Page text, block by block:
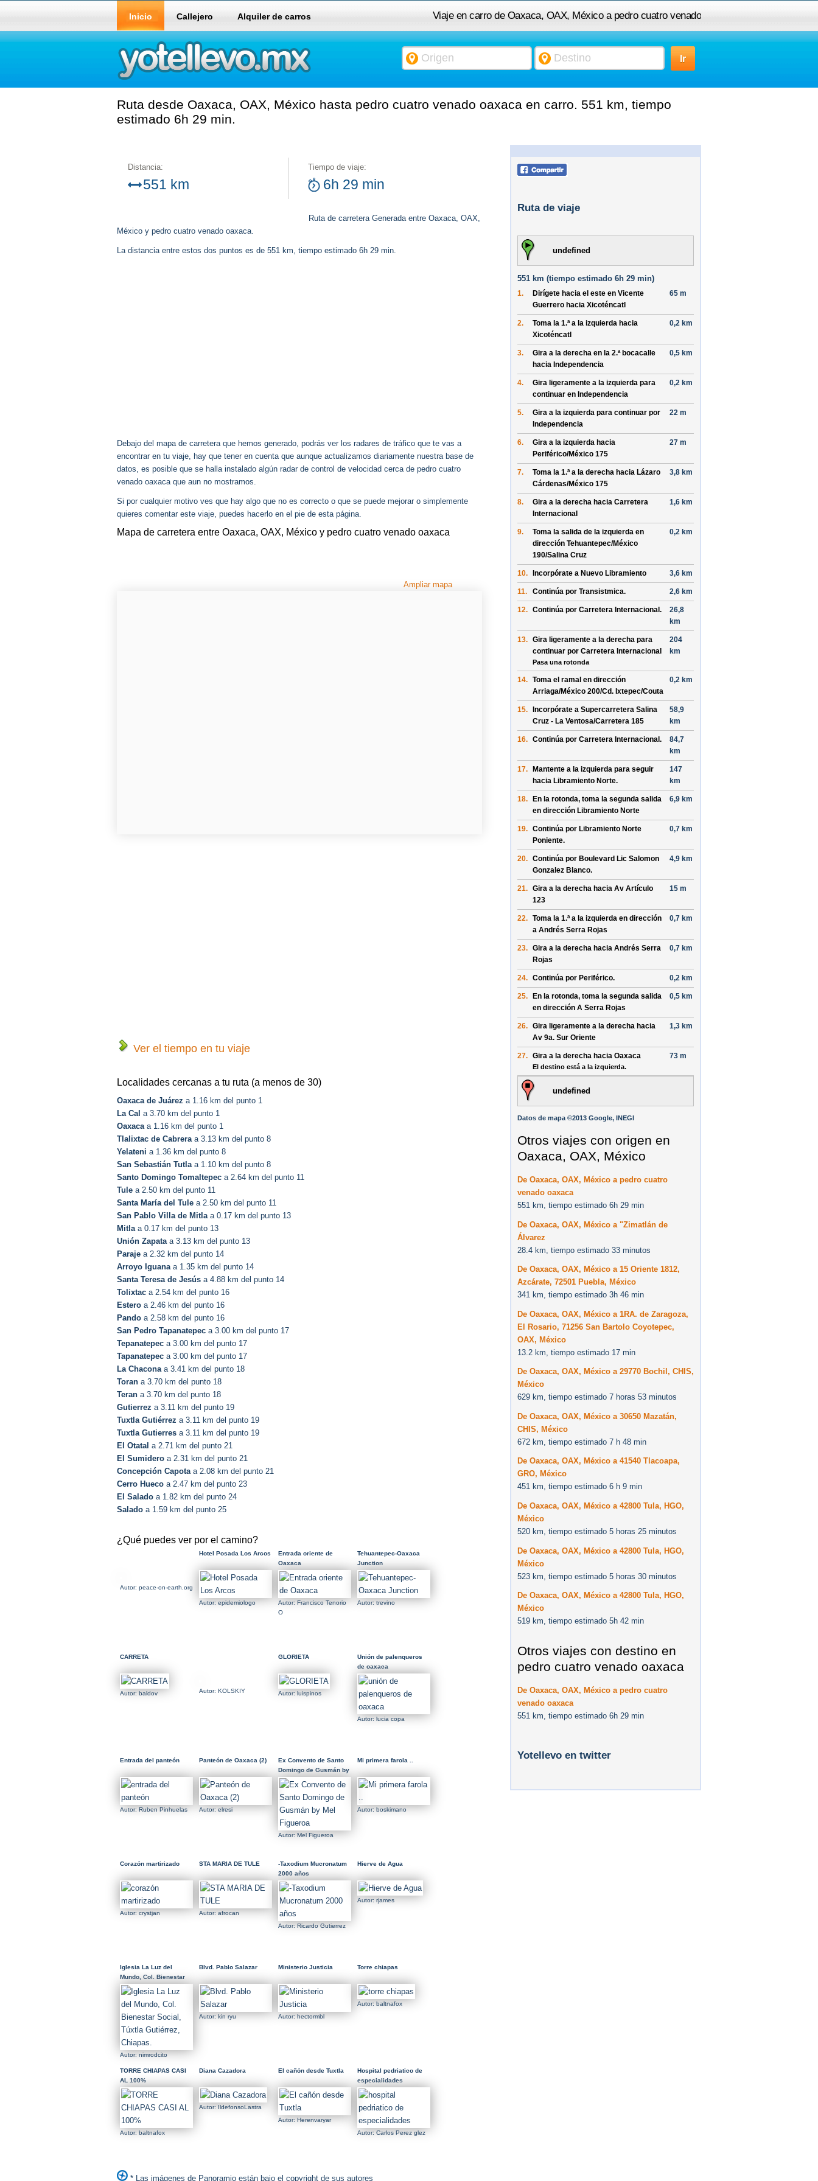
Viaje en carro de Oaxaca, OAX, México a pedro cuatro venado
oaxaca
Inicio Callejero Alquiler de carros
Ruta desde Oaxaca, OAX, México hasta pedro cuatro venado oaxaca en carro. 551 km, tiempo
estimado 6h 29 min.
Distancia:
551 km
Tiempo de viaje:
6h 29 min
Ruta de carretera Generada entre Oaxaca, OAX,
México y pedro cuatro venado oaxaca.
La distancia entre estos dos puntos es de 551 km, tiempo estimado 6h 29 min.
Debajo del mapa de carretera que hemos generado, podrás ver los radares de tráfico que te vas a
encontrar en tu viaje, hay que tener en cuenta que aunque actualizamos diariamente nuestra base de
datos, es posible que se halla instalado algún radar de control de velocidad cerca de pedro cuatro
venado oaxaca que aun no mostramos.
Si por cualquier motivo ves que hay algo que no es correcto o que se puede mejorar o simplemente
quieres comentar este viaje, puedes hacerlo en el pie de esta página.
Mapa de carretera entre Oaxaca, OAX, México y pedro cuatro venado oaxaca
Ampliar mapa
Ver el tiempo en tu viaje
Localidades cercanas a tu ruta (a menos de 30)
Oaxaca de Juárez a 1.16 km del punto 1
La Cal a 3.70 km del punto 1
Oaxacaa 1.16 km del punto 1
Tlalixtac de Cabreraa 3.13 km del punto 8
Yelateni a 1.36 km del punto 8
San Sebastián Tutlaa 1.10 km del punto 8
Santo Domingo Tomaltepec a 2.64 km del punto 11
Tule a 2.50 km del punto 11
Santa María del Tule a 2.50 km del punto 11
San Pablo Villa de Mitlaa 0.17 km del punto 13
Mitlaa 0.17 km del punto 13
Unión Zapataa 3.13 km del punto 13
Paraje a 2.32 km del punto 14
Arroyo Iguanaa 1.35 km del punto 14
Santa Teresa de Jesús a 4.88 km del punto 14
Tolixtac a 2.54 km del punto 16
Estero a 2.46 km del punto 16
Pando a 2.58 km del punto 16
San Pedro Tapanatepec a 3.00 km del punto 17
Tepanatepec a 3.00 km del punto 17
Tapanatepec a 3.00 km del punto 17
La Chaconaa 3.41 km del punto 18
Toran a 3.70 km del punto 18
Teran a 3.70 km del punto 18
Gutierrez a 3.11 km del punto 19
Tuxtla Gutiérrez a 3.11 km del punto 19
Tuxtla Gutierres a 3.11 km del punto 19
El Otatal a 2.71 km del punto 21
El Sumidero a 2.31 km del punto 21
Concepción Capotaa 2.08 km del punto 21
Cerro Hueco a 2.47 km del punto 23
El Salado a 1.82 km del punto 24
Salado a 1.59 km del punto 25
¿Qué puedes ver por el camino?
Autor: peace-on-earth.org
Hotel Posada Los Arcos
Autor: epidemiologo
Entrada oriente de
Oaxaca
Autor: Francisco Tenorio
O
Tehuantepec-Oaxaca
Junction
Autor: trevino
CARRETA
Autor: baldov Autor: KOLSKIY
GLORIETA
Autor: luispinos
Unión de palenqueros
de oaxaca
Autor: lucia copa
Entrada del panteón
Autor: Ruben Pinhuelas
Panteón de Oaxaca (2)
Autor: elresi
Ex Convento de Santo
Domingo de Gusmán by
Mel Figueroa
Autor: Mel Figueroa
Mi primera farola ..
Autor: boskimano
Corazón martirizado
Autor: crystjan
STA MARIA DE TULE
Autor: afrocan
-Taxodium Mucronatum
2000 años
Autor: Ricardo Gutierrez
Hierve de Agua
Autor: rjames
Iglesia La Luz del
Mundo, Col. Bienestar
Social, Túxtla Gutiérrez,
Chiapas.
Autor: nimrodcito
Blvd. Pablo Salazar
Autor: kin ryu
Ministerio Justicia
Autor: hectormbl
Torre chiapas
Autor: baltnafox
TORRE CHIAPAS CASI
AL 100%
Autor: baltnafox
Diana Cazadora
Autor: IldefonsoLastra
El cañón desde Tuxtla
Autor: Herenvaryar
Hospital pedriatico de
especialidades
Autor: Carlos Perez glez
* Las imágenes de Panoramio están bajo el copyright de sus autores
Ruta de viaje
undefined
551 km (tiempo estimado 6h 29 min)
1. Dirígete hacia el este en Vicente
Guerrero hacia Xicoténcatl
65 m
2. Toma la 1.ª a la izquierda hacia
Xicoténcatl
0,2 km
3. Gira a la derecha en la 2.ª bocacalle
hacia Independencia
0,5 km
4. Gira ligeramente a la izquierda para
continuar en Independencia
0,2 km
5. Gira a la izquierda para continuar por
Independencia
22 m
6. Gira a la izquierda hacia
Periférico/México 175
27 m
7. Toma la 1.ª a la derecha hacia Lázaro
Cárdenas/México 175
3,8 km
8. Gira a la derecha hacia Carretera
Internacional
1,6 km
9. Toma la salida de la izquierda en
dirección Tehuantepec/México
190/Salina Cruz
0,2 km
10. Incorpórate a Nuevo Libramiento 3,6 km
11. Continúa por Transistmica. 2,6 km
12. Continúa por Carretera Internacional .
26,8
km
13. Gira ligeramente a la derecha para
continuar por Carretera Internacional
Pasa una rotonda
204
km
14. Toma el ramal en dirección
Arriaga/México 200/Cd. Ixtepec/Couta
0,2 km
15. Incorpórate a Supercarretera Salina
Cruz - La Ventosa/Carretera 185
58,9
km
16. Continúa por Carretera Internacional .
84,7
km
17. Mantente a la izquierda para seguir
hacia Libramiento Norte.
147
km
18. En la rotonda, toma la segunda salida
en dirección Libramiento Norte
6,9 km
19. Continúa por Libramiento Norte
Poniente.
0,7 km
20. Continúa por Boulevard Lic Salomon
Gonzalez Blanco.
4,9 km
21. Gira a la derecha hacia Av Artículo
123
15 m
22. Toma la 1.ª a la izquierda en dirección
a Andrés Serra Rojas
0,7 km
23. Gira a la derecha hacia Andrés Serra
Rojas
0,7 km
24. Continúa por Periférico. 0,2 km
25. En la rotonda, toma la segunda salida
en dirección A Serra Rojas
0,5 km
26. Gira ligeramente a la derecha hacia
Av 9a. Sur Oriente
1,3 km
27. Gira a la derecha hacia Oaxaca
El destino está a la izquierda.
73 m
undefined
Datos de mapa ©2013 Google, INEGI
Otros viajes con origen en
Oaxaca, OAX, México
De Oaxaca, OAX, México a pedro cuatro
venado oaxaca
551 km, tiempo estimado 6h 29 min
De Oaxaca, OAX, México a "Zimatlán de
Álvarez
28.4 km, tiempo estimado 33 minutos
De Oaxaca, OAX, México a 15 Oriente 1812,
Azcárate, 72501 Puebla, México
341 km, tiempo estimado 3h 46 min
De Oaxaca, OAX, México a 1RA. de Zaragoza,
El Rosario, 71256 San Bartolo Coyotepec,
OAX, México
13.2 km, tiempo estimado 17 min
De Oaxaca, OAX, México a 29770 Bochil, CHIS,
México
629 km, tiempo estimado 7 horas 53 minutos
De Oaxaca, OAX, México a 30650 Mazatán,
CHIS, México
672 km, tiempo estimado 7 h 48 min
De Oaxaca, OAX, México a 41540 Tlacoapa,
GRO, México
451 km, tiempo estimado 6 h 9 min
De Oaxaca, OAX, México a 42800 Tula, HGO,
México
520 km, tiempo estimado 5 horas 25 minutos
De Oaxaca, OAX, México a 42800 Tula, HGO,
México
523 km, tiempo estimado 5 horas 30 minutos
De Oaxaca, OAX, México a 42800 Tula, HGO,
México
519 km, tiempo estimado 5h 42 min
Otros viajes con destino en
pedro cuatro venado oaxaca
De Oaxaca, OAX, México a pedro cuatro
venado oaxaca
551 km, tiempo estimado 6h 29 min
Yotellevo en twitter